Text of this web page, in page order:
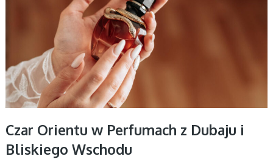
Czar Orientu w Perfumach z Dubaju i
Bliskiego Wschodu